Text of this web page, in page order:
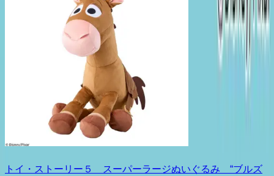
トイ・ストーリー５ スーパーラージぬいぐるみ “ブルズ